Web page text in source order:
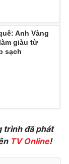
AI
Anh Vàng
giàu từ
sạch
trình đã phát
TV Online!